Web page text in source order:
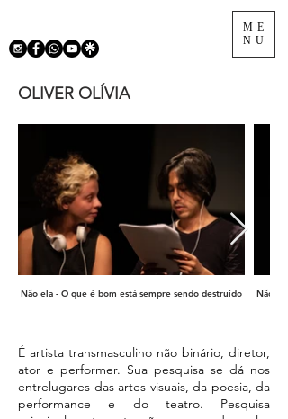
ME
NU
OLIVER OLÍVIA
Não ela - O que é bom está sempre sendo destruído Não
É artista transmasculino não binário, diretor,
ator e performer. Sua pesquisa se dá nos
entrelugares das artes visuais, da poesia, da
performance e do teatro. Pesquisa